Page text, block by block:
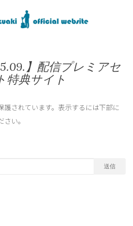
】配信プレミアセ
特典サイト
護されています。表示するには下部に
い。
送信